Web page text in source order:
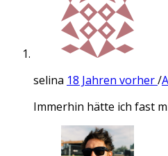
selina 18 Jahren vorher/
Immerhin hätte ich fast